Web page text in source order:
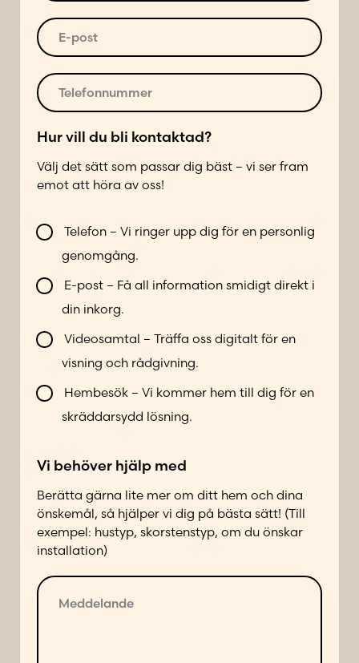
s
*
m
m
r
*
*
E
-
o
s
*
T
e
e
o
n
u
e
*
1
Hur vill du bli kontaktad?
Välj det sätt som passar dig bäst – vi ser fram
emot att höra av oss!
V
i
l
b
i
n
t
d
p
å
f
ö
l
Telefon – Vi ringer upp dig för en personlig
genomgång.
E-post – Få all information smidigt direkt i
din inkorg.
Videosamtal – Träffa oss digitalt för en
visning och rådgivning.
Hembesök – Vi kommer hem till dig för en
skräddarsydd lösning.
Vi behöver hjälp med
Berätta gärna lite mer om ditt hem och dina
önskemål, så hjälper vi dig på bästa sätt! (Till
exempel: hustyp, skorstenstyp, om du önskar
installation)
M